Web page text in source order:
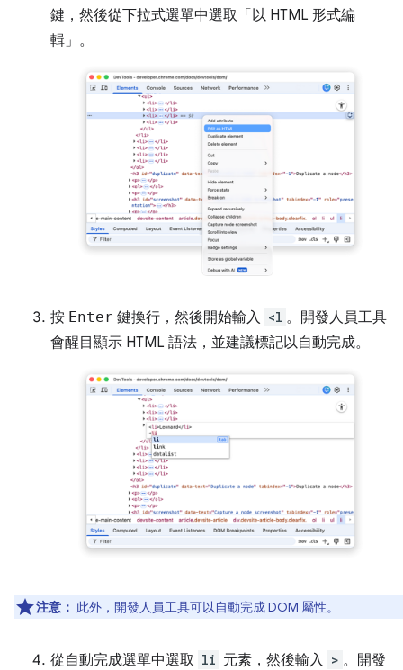
鍵，然後從下拉式選單中選取「以 HTML 形式編
輯」 。
按 Enter 鍵換行，然後開始輸入 <l 。開發人員工具
會醒目顯示 HTML 語法，並建議標記以自動完成。
注意： 此外，開發人員工具可以自動完成 DOM 屬性。
從自動完成選單中選取 li 元素，然後輸入 > 。開發